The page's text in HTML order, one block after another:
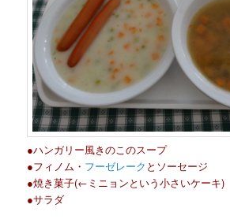
●ハンガリー風きのこのスープ
●フィノム・ フーゼレーク とソーセージ
●焼き菓子(←ミニョンという小さいケーキ)
●サラダ